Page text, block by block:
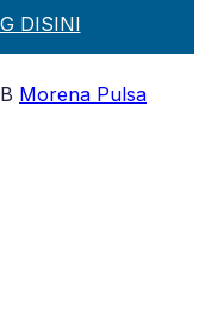
DISINI
Morena Pulsa